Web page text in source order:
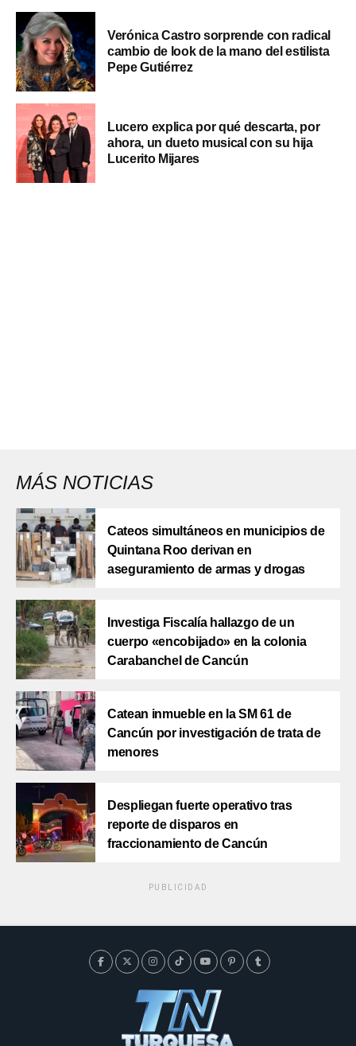
Verónica Castro sorprende con radical
cambio de look de la mano del estilista
Pepe Gutiérrez
Lucero explica por qué descarta, por
ahora, un dueto musical con su hija
Lucerito Mijares
MÁS NOTICIAS
Cateos simultáneos en municipios de
Quintana Roo derivan en
aseguramiento de armas y drogas
Investiga Fiscalía hallazgo de un
cuerpo «encobijado» en la colonia
Carabanchel de Cancún
Catean inmueble en la SM 61 de
Cancún por investigación de trata de
menores
Despliegan fuerte operativo tras
reporte de disparos en
fraccionamiento de Cancún
PUBLICIDAD